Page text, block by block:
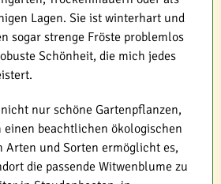
Lagen. Sie ist winterhart und
sogar strenge Fröste problemlos
Schönheit, die mich jedes
nur schöne Gartenpflanzen,
einen beachtlichen ökologischen
Arten und Sorten ermöglicht es,
die passende Witwenblume zu